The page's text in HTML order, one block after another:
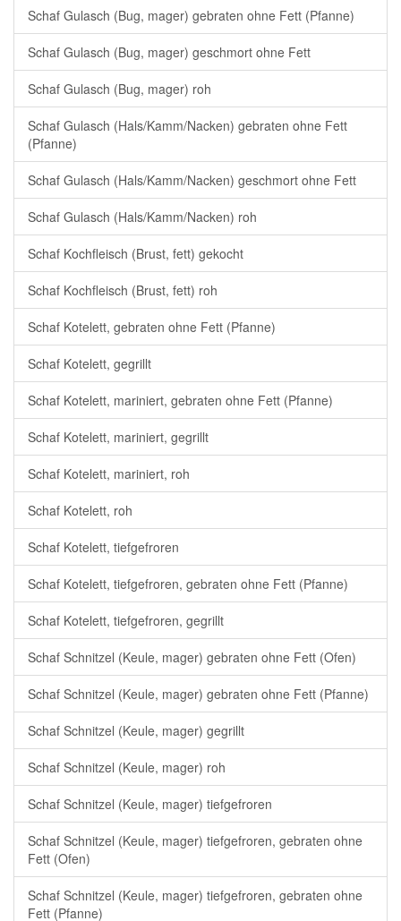
Schaf Gulasch (Bug, mager) gebraten ohne Fett (Pfanne)
Schaf Gulasch (Bug, mager) geschmort ohne Fett
Schaf Gulasch (Bug, mager) roh
Schaf Gulasch (Hals/Kamm/Nacken) gebraten ohne Fett
(Pfanne)
Schaf Gulasch (Hals/Kamm/Nacken) geschmort ohne Fett
Schaf Gulasch (Hals/Kamm/Nacken) roh
Schaf Kochfleisch (Brust, fett) gekocht
Schaf Kochfleisch (Brust, fett) roh
Schaf Kotelett, gebraten ohne Fett (Pfanne)
Schaf Kotelett, gegrillt
Schaf Kotelett, mariniert, gebraten ohne Fett (Pfanne)
Schaf Kotelett, mariniert, gegrillt
Schaf Kotelett, mariniert, roh
Schaf Kotelett, roh
Schaf Kotelett, tiefgefroren
Schaf Kotelett, tiefgefroren, gebraten ohne Fett (Pfanne)
Schaf Kotelett, tiefgefroren, gegrillt
Schaf Schnitzel (Keule, mager) gebraten ohne Fett (Ofen)
Schaf Schnitzel (Keule, mager) gebraten ohne Fett (Pfanne)
Schaf Schnitzel (Keule, mager) gegrillt
Schaf Schnitzel (Keule, mager) roh
Schaf Schnitzel (Keule, mager) tiefgefroren
Schaf Schnitzel (Keule, mager) tiefgefroren, gebraten ohne
Fett (Ofen)
Schaf Schnitzel (Keule, mager) tiefgefroren, gebraten ohne
Fett (Pfanne)